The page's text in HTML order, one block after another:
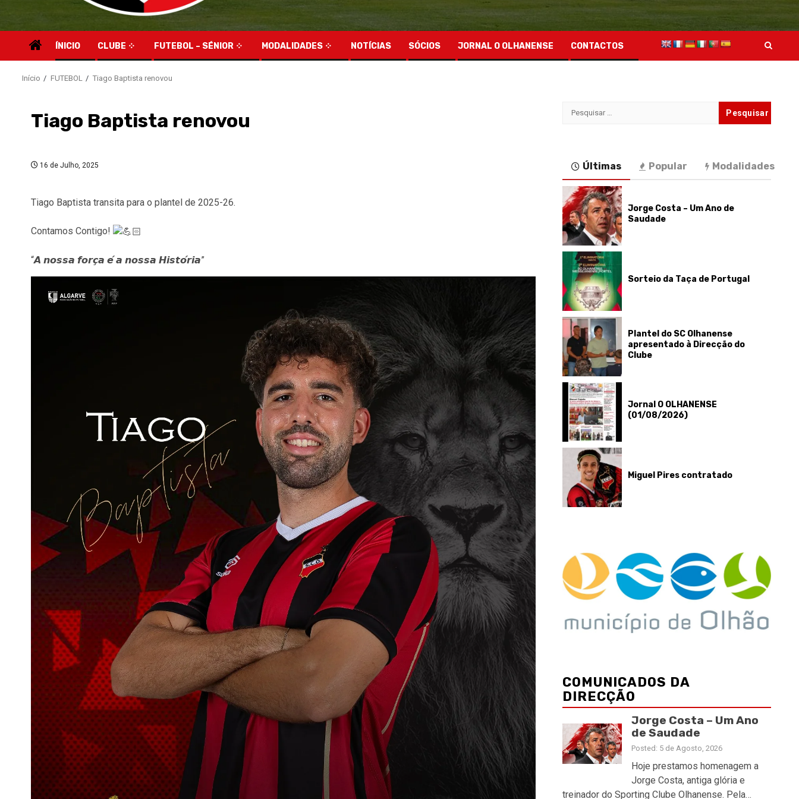
ÍNICIO CLUBE FUTEBOL – SÉNIOR MODALIDADES NOTÍCIAS SÓCIOS JORNAL O OLHANENSE CONTACTOS
Início FUTEBOL Tiago Baptista renovou
Tiago Baptista renovou
16 de Julho, 2025
Tiago Baptista transita para o plantel de 2025-26.
Contamos Contigo!
“𝘼 𝙣𝙤𝙨𝙨𝙖 𝙛𝙤𝙧𝙘̧𝙖 𝙚́ 𝙖 𝙣𝙤𝙨𝙨𝙖 𝙃𝙞𝙨𝙩𝙤́𝙧𝙞𝙖”
Pesquisar
Últimas Popular Modalidades
Jorge Costa – Um Ano de
Saudade
Sorteio da Taça de Portugal
Plantel do SC Olhanense
apresentado à Direcção do
Clube
Jornal O OLHANENSE
(01/08/2026)
Miguel Pires contratado
COMUNICADOS DA
DIRECÇÃO
Jorge Costa – Um Ano
de Saudade
Posted: 5 de Agosto, 2026
Hoje prestamos homenagem a
Jorge Costa, antiga glória e
treinador do Sporting Clube Olhanense. Pela…